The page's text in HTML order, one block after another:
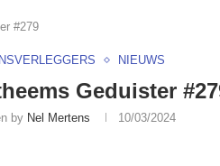
#279
NIEUWS
Geduister
by Nel Mertens 10/03/2024